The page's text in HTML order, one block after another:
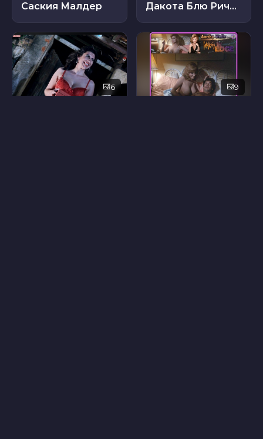
Саския Малдер Дакота Блю Ричардс
6 9